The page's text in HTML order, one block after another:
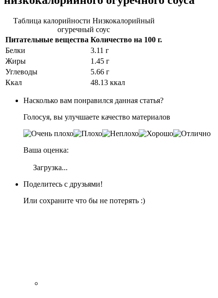
Таблица калорийности Низкокалорийный
огуречный соус
Питательные вещества Количество на 100 г.
Ккал 48.13 ккал
Белки
3.11 г
Жиры
1.45 г
Углеводы
5.66 г
Насколько вам понравился данная статья?
Голосуя, вы улучшаете качество материалов
Ваша оценка:
Загрузка...
Поделитесь с друзьями!
Или сохраните что бы не потерять :)